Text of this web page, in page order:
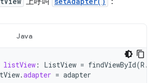
Java
listView : ListView = findViewById(R .
.adapter = adapter